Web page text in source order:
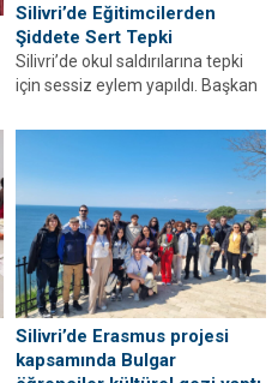
Silivri’de Eğitimcilerden
Şiddete Sert Tepki
Silivri’de okul saldırılarına tepki
için sessiz eylem yapıldı. Başkan
güçlü mesaj geldi.
Silivri’de Erasmus projesi
kapsamında Bulgar